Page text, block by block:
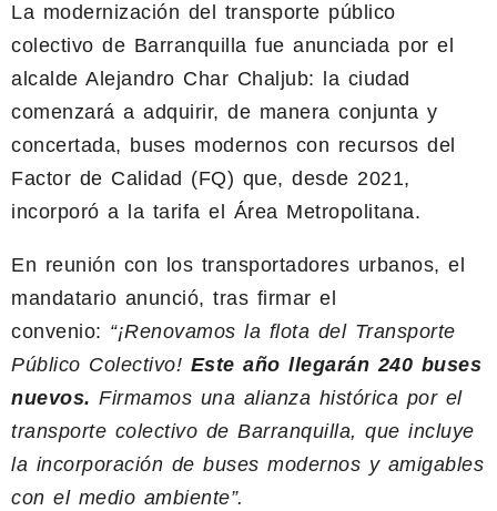
La modernización del transporte público
colectivo de Barranquilla fue anunciada por el
alcalde Alejandro Char Chaljub: la ciudad
comenzará a adquirir, de manera conjunta y
concertada, buses modernos con recursos del
Factor de Calidad (FQ) que, desde 2021,
incorporó a la tarifa el Área Metropolitana.
En reunión con los transportadores urbanos, el
mandatario anunció, tras firmar el
convenio: “¡Renovamos la flota del Transporte
Público Colectivo! Este año llegarán 240 buses
nuevos. Firmamos una alianza histórica por el
transporte colectivo de Barranquilla, que incluye
la incorporación de buses modernos y amigables
con el medio ambiente”.